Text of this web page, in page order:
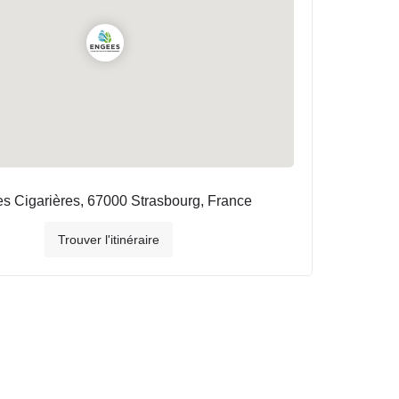
Cigarières, 67000 Strasbourg, France
Trouver l'itinéraire